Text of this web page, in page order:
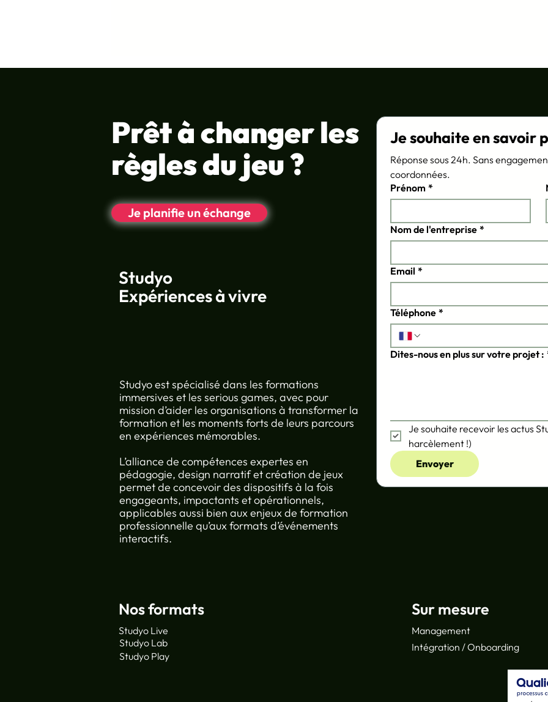
Retour sur notre première
participation au salon
Comment on conçoit un
serious game chez Studyo
(de l’idée au terrain)
Prêt à changer les
règles du jeu ?
Je planifie un échange
Studyo
Expériences à vivre
Studyo est spécialisé dans les formations
immersives et les serious games, avec pour
mission d’aider les organisations à transformer la
formation et les moments forts de leurs parcours
en expériences mémorables.
L’alliance de compétences expertes en
pédagogie, design narratif et création de jeux
permet de concevoir des dispositifs à la fois
engageants, impactants et opérationnels,
applicables aussi bien aux enjeux de formation
professionnelle qu’aux formats d’événements
interactifs.
Nos formats
Studyo Live
Studyo Lab
Studyo Play
Je souhaite en savoir
Réponse sous 24h. Sans
coordonnées.
Prénom *
Nom de l'entreprise *
Email *
Téléphone *
Dites-nous en plus sur votre projet :
Je souhaite recevoir les actus
harcèlement !)
Envoyer
Sur mesure
Management
Intégration / Onboarding